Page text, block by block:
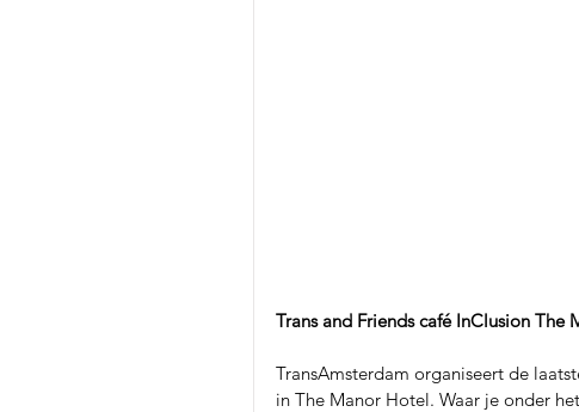
Trans and Friends café InClusion
TransAmsterdam organiseert de
in The Manor Hotel. Waar je onder